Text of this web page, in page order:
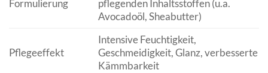
Formulierung
pflegenden Inhaltsstoffen (u.a.
Avocadoöl, Sheabutter)
Pflegeeffekt
Intensive Feuchtigkeit,
Geschmeidigkeit, Glanz, verbesserte
Kämmbarkeit